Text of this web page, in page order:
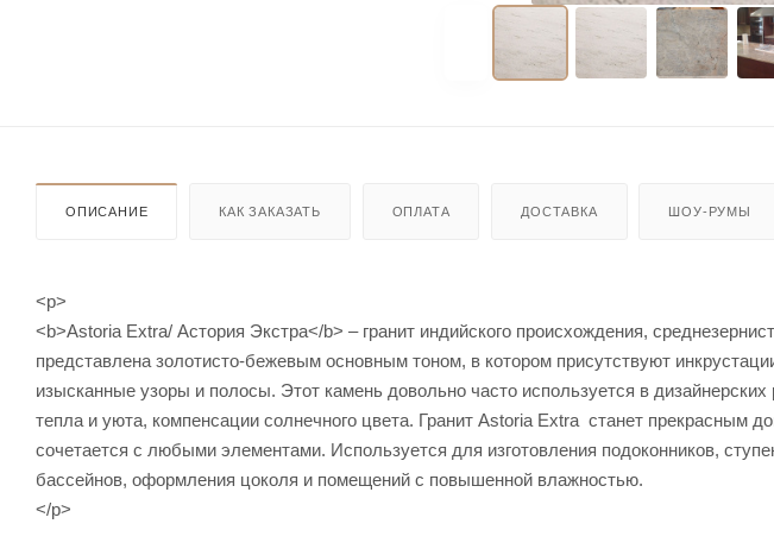
ОПИСАНИЕ КАК ЗАКАЗАТЬ ОПЛАТА ДОСТАВКА ШОУ-РУМЫ
<p>
<b>Astoria Extra/ Астория Экстра</b> – гранит индийского происхождения,
представлена золотисто-бежевым основным тоном, в котором присутствуют
изысканные узоры и полосы. Этот камень довольно часто используется в
тепла и уюта, компенсации солнечного цвета. Гранит Astoria Extra станет прекрасным
сочетается с любыми элементами. Используется для изготовления подоконников,
бассейнов, оформления цоколя и помещений с повышенной влажностью.
</p>